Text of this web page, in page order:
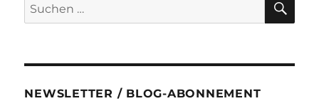
nach:
NEWSLETTER / BLOG-ABONNEMENT